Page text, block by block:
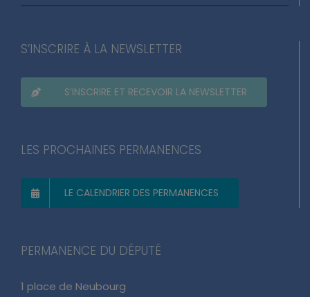
S’INSCRIRE À LA NEWSLETTER
S’INSCRIRE ET RECEVOIR LA NEWSLETTER
LES PROCHAINES PERMANENCES
LE CALENDRIER DES PERMANENCES
PERMANENCE DU DÉPUTÉ
1 place de Neubourg